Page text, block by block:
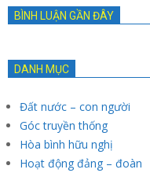
BÌNH LUẬN GẦN ĐÂY
DANH MỤC
Đất nước – con người
Góc truyền thống
Hòa bình hữu nghị
Hoạt động đảng – đoàn